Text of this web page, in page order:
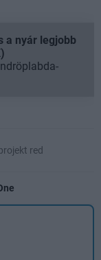
a nyár legjobb
red